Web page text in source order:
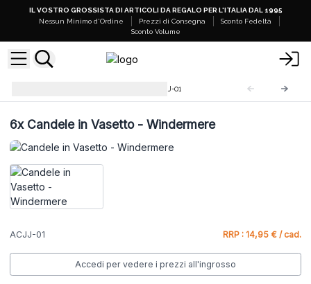
IL VOSTRO GROSSISTA DI ARTICOLI DA REGALO PER L'ITALIA DAL 1995
Nessun Minimo d'Ordine
Prezzi di Consegna
Sconto Fedeltà
Sconto Volume
ACJJ-01
6xCandele in Vasetto - Windermere
ACJJ-01 RRP : 14,95 € / cad.
Accedi per vedere i prezzi all'ingrosso